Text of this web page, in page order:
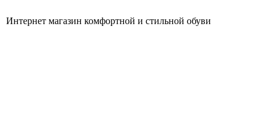
Интернет магазин комфортной и стильной обуви